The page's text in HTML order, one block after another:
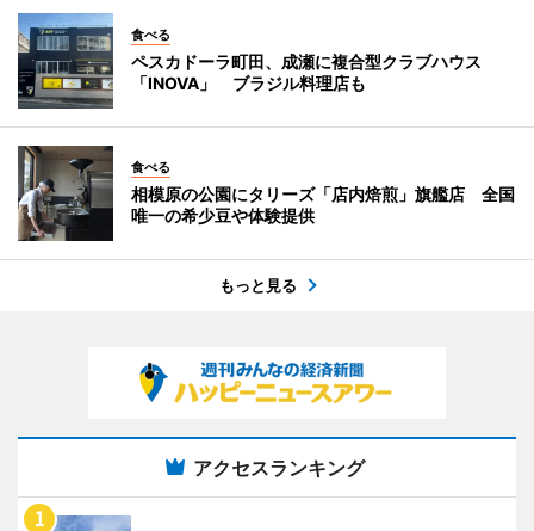
食べる
ペスカドーラ町田、成瀬に複合型クラブハウス
「INOVA」 ブラジル料理店も
食べる
相模原の公園にタリーズ「店内焙煎」旗艦店 全国
唯一の希少豆や体験提供
もっと見る
アクセスランキング